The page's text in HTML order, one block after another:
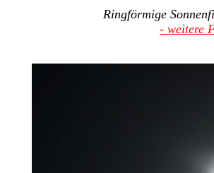
Ringförmige
- weitere